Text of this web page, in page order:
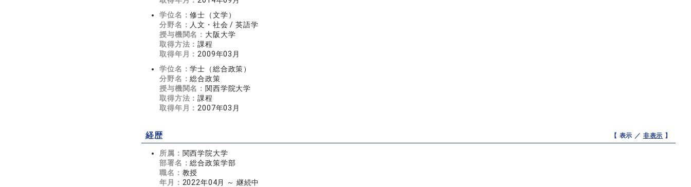
学位名：修士（文学）
分野名： 人文・社会 / 英語学
授与機関名： 大阪大学
取得方法：課程
取得年月： 2009年03月
学位名：学士（総合政策）
分野名：総合政策
授与機関名： 関西学院大学
取得方法：課程
取得年月： 2007年03月
経歴 【 表示 ／ 非表示 】
所属： 関西学院大学
部署名：総合政策学部
職名： 教授
年月： 2022年04月 ～ 継続中